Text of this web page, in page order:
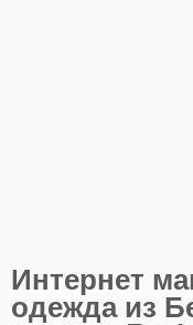
Интернет
одежда из